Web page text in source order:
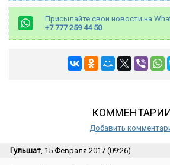
Присылайте свои новости на
+7 777 259 44 50
Добавить
Гульшат, 15 Февраля 2017 (09:26)